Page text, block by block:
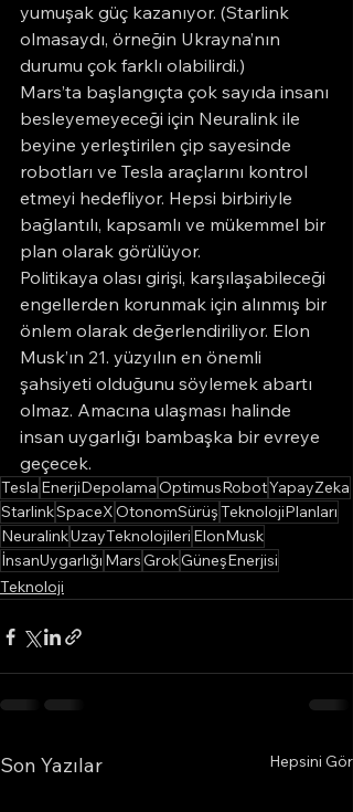
yumuşak güç kazanıyor. (Starlink
olmasaydı, örneğin Ukrayna’nın
durumu çok farklı olabilirdi.)
Mars’ta başlangıçta çok sayıda insanı
besleyemeyeceği için Neuralink ile
beyine yerleştirilen çip sayesinde
robotları ve Tesla araçlarını kontrol
etmeyi hedefliyor. Hepsi birbiriyle
bağlantılı, kapsamlı ve mükemmel bir
plan olarak görülüyor.
Politikaya olası girişi, karşılaşabileceği
engellerden korunmak için alınmış bir
önlem olarak değerlendiriliyor. Elon
Musk’ın 21. yüzyılın en önemli
şahsiyeti olduğunu söylemek abartı
olmaz. Amacına ulaşması halinde
insan uygarlığı bambaşka bir evreye
geçecek.
Tesla EnerjiDepolamaOptimusRobotYapayZeka
StarlinkSpaceXOtonomSürüşTeknolojiPlanları
NeuralinkUzayTeknolojileri ElonMusk
İnsanUygarlığı MarsGrokGüneşEnerjisi
Teknoloji
Son Yazılar Hepsini Gör